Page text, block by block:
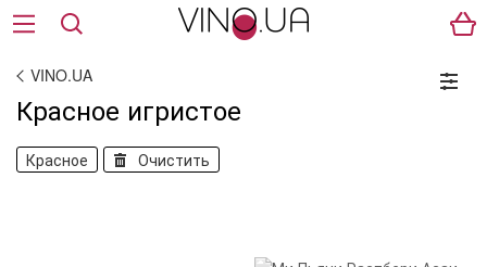
VINO.UA
Красное игристое
Красное Очистить